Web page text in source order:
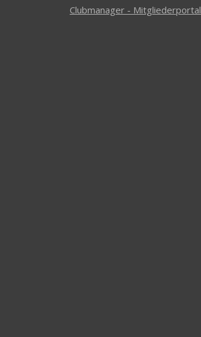
Clubmanager - Mitgliederportal